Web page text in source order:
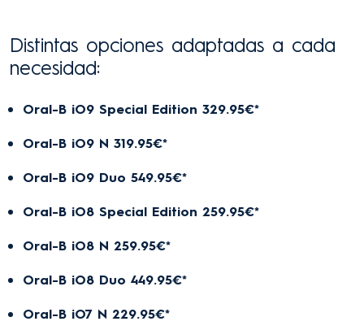
Distintas opciones adaptadas a cada
necesidad:
Oral-B iO9 Special Edition 329.95€*
Oral-B iO9 N 319.95€*
Oral-B iO9 Duo 549.95€*
Oral-B iO8 Special Edition 259.95€*
Oral-B iO8 N 259.95€*
Oral-B iO8 Duo 449.95€*
Oral-B iO7 N 229.95€*